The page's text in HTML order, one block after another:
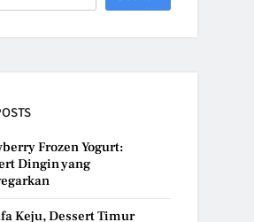
Frozen Yogurt:
Dingin yang
Keju, Dessert Timur